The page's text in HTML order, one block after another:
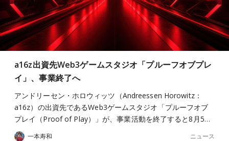
a16z出資先Web3ゲームスタジオ「プルーフオブプレ
イ」、事業終了へ
アンドリーセン・ホロウィッツ（Andreessen Horowitz：
a16z）の出資先であるWeb3ゲームスタジオ「プルーフオブ
プレイ（Proof of Play）」が、事業活動を終了すると8月5…
一本寿和 ニュース